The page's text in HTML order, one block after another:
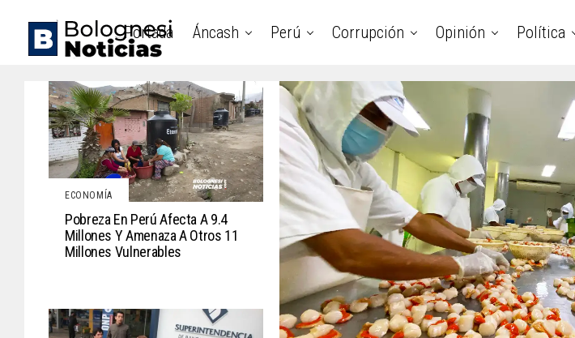
Portada Áncash Perú Corrupción Opinión Política
ECONOMÍA
Pobreza En Perú Afecta A 9.4
Millones Y Amenaza A Otros 11
Millones Vulnerables